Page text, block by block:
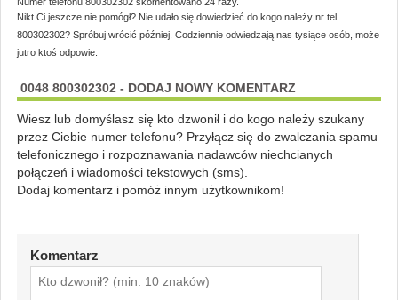
Nikt Ci jeszcze nie pomógł? Nie udało się dowiedzieć do kogo należy nr tel.
800302302? Spróbuj wrócić później. Codziennie odwiedzają nas tysiące osób, może
jutro ktoś odpowie.
0048 800302302 - DODAJ NOWY KOMENTARZ
Wiesz lub domyślasz się kto dzwonił i do kogo należy szukany
przez Ciebie numer telefonu? Przyłącz się do zwalczania spamu
telefonicznego i rozpoznawania nadawców niechcianych
połączeń i wiadomości tekstowych (sms).
Dodaj komentarz i pomóż innym użytkownikom!
Komentarz